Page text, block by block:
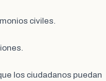
civiles.
los ciudadanos puedan